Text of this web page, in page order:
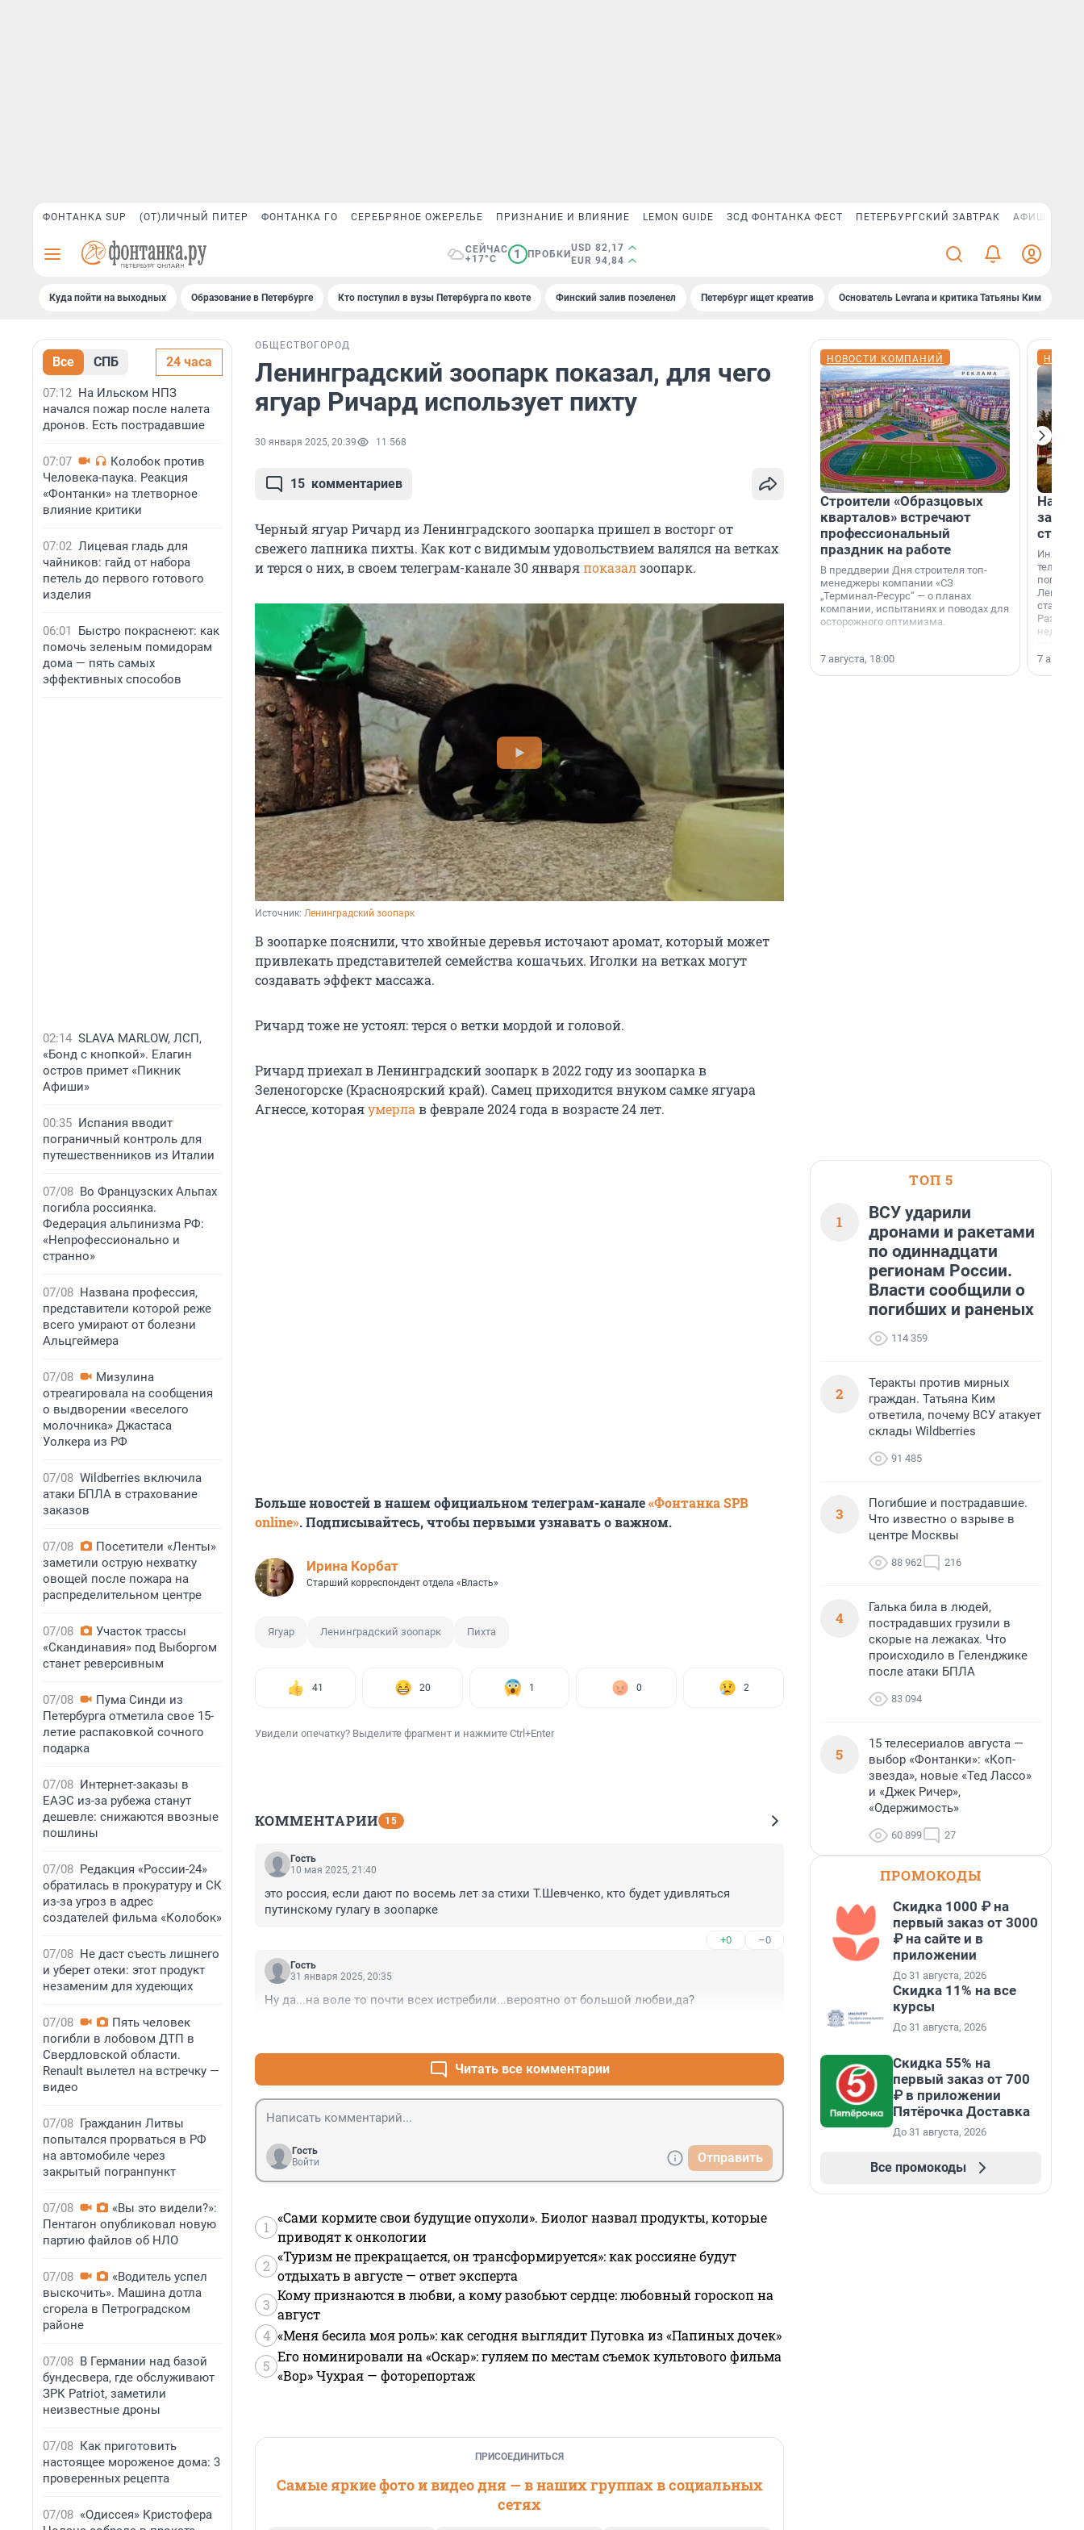
ФОНТАНКА SUP (ОТ)ЛИЧНЫЙ ПИТЕР ФОНТАНКА ГО СЕРЕБРЯНОЕ ОЖЕРЕЛЬЕ ПРИЗНАНИЕ И ВЛИЯНИЕ LEMON GUIDE ЗСД ФОНТАНКА ФЕСТ ПЕТЕРБУРГСКИЙ ЗАВТРАК АФИША PLUS
СЕЙЧАС
+17°C
1 ПРОБКИ
USD 82,17
EUR 94,84
Куда пойти на выходных Образование в Петербурге Кто поступил в вузы Петербурга по квоте Финский залив позеленел Петербург ищет креатив Основатель Levrana и критика Татьяны Ким
Все СПБ 24 часа
07:12 На Ильском НПЗ
начался пожар после налета
дронов. Есть пострадавшие
07:07
Колобок против
Человека-паука. Реакция
«Фонтанки» на тлетворное
влияние критики
07:02 Лицевая гладь для
чайников: гайд от набора
петель до первого готового
изделия
06:01
Быстро покраснеют: как
помочь зеленым помидорам
дома — пять самых
эффективных способов
02:14 SLAVA MARLOW, ЛСП,
«Бонд с кнопкой». Елагин
остров примет «Пикник
Афиши»
00:35 Испания вводит
пограничный контроль для
путешественников из Италии
07/08 Во Французских Альпах
погибла россиянка.
Федерация альпинизма РФ:
«Непрофессионально и
странно»
07/08 Названа профессия,
представители которой реже
всего умирают от болезни
Альцгеймера
07/08
Мизулина
отреагировала на сообщения
о выдворении «веселого
молочника» Джастаса
Уолкера из РФ
07/08 Wildberries включила
атаки БПЛА в страхование
заказов
07/08
Посетители «Ленты»
заметили острую нехватку
овощей после пожара на
распределительном центре
07/08
Участок трассы
«Скандинавия» под Выборгом
станет реверсивным
07/08
Пума Синди из
Петербурга отметила свое 15-
летие распаковкой сочного
подарка
07/08 Интернет-заказы в
ЕАЭС из-за рубежа станут
дешевле: снижаются ввозные
пошлины
07/08 Редакция «России-24»
обратилась в прокуратуру и СК
из-за угроз в адрес
создателей фильма «Колобок»
07/08 Не даст съесть лишнего
и уберет отеки: этот продукт
незаменим для худеющих
07/08
Пять человек
погибли в лобовом ДТП в
Свердловской области.
Renault вылетел на встречку —
видео
07/08 Гражданин Литвы
попытался прорваться в РФ
на автомобиле через
закрытый погранпункт
07/08
«Вы это видели?»:
Пентагон опубликовал новую
партию файлов об НЛО
07/08
«Водитель успел
выскочить». Машина дотла
сгорела в Петроградском
районе
07/08 В Германии над базой
бундесвера, где обслуживают
ЗРК Patriot, заметили
неизвестные дроны
07/08 Как приготовить
настоящее мороженое дома: 3
проверенных рецепта
07/08 «Одиссея» Кристофера
ОБЩЕСТВО ГОРОД
Ленинградский зоопарк показал, для чего
ягуар Ричард использует пихту
30 января 2025, 20:39 11 568
15 комментариев
Черный ягуар Ричард из Ленинградского зоопарка пришел в восторг от
свежего лапника пихты. Как кот с видимым удовольствием валялся на ветках
и терся о них, в своем телеграм-канале 30 январяпоказалзоопарк.
Источник: Ленинградский зоопарк
В зоопарке пояснили, что хвойные деревья источают аромат, который может
привлекать представителей семейства кошачьих. Иголки на ветках могут
создавать эффект массажа.
Ричард тоже не устоял: терся о ветки мордой и головой.
Ричард приехал в Ленинградский зоопарк в 2022 году из зоопарка в
Зеленогорске (Красноярский край). Самец приходится внуком самке ягуара
Агнессе, котораяумерла в феврале 2024 года в возрасте 24 лет.
Больше новостей в нашем официальном телеграм-канале«Фонтанка SPB
online». Подписывайтесь, чтобы первыми узнавать о важном.
Иpина Корбат
Старший корреспондент отдела «Власть»
Ягуар Ленинградский зоопарк Пихта
41 20 1 0 2
Увидели опечатку? Выделите фрагмент и нажмите Ctrl+Enter
КОММЕНТАРИИ 15
Гость
10 мая 2025, 21:40
это россия, если дают по восемь лет за стихи Т.Шевченко, кто будет удивляться
путинскому гулагу в зоопарке
+0 –0
Гость
31 января 2025, 20:35
Ну да...на воле то почти всех истребили...вероятно от большой любви,да?
Читать все комментарии
Гость
Войти
Отправить
1
«Сами кормите свои будущие опухоли». Биолог назвал продукты, которые
приводят к онкологии
2
«Туризм не прекращается, он трансформируется»: как россияне будут
отдыхать в августе — ответ эксперта
3
Кому признаются в любви, а кому разобьют сердце: любовный гороскоп на
август
4 «Меня бесила моя роль»: как сегодня выглядит Пуговка из «Папиных дочек»
5
Его номинировали на «Оскар»: гуляем по местам съемок культового фильма
«Вор» Чухрая — фоторепортаж
ПРИСОЕДИНИТЬСЯ
Самые яркие фото и видео дня — в наших группах в социальных
сетях
НОВОСТИ КОМПАНИЙ
Строители «Образцовых
кварталов» встречают
профессиональный
праздник на работе
В преддверии Дня строителя топ-
менеджеры компании «СЗ
„Терминал-Ресурс“ — о планах
компании, испытаниях и поводах для
осторожного оптимизма.
7 августа, 18:00
На
станции
7
ТОП 5
1
ВСУ ударили
дронами и ракетами
по одиннадцати
регионам России.
Власти сообщили о
погибших и раненых
114 359
2
Теракты против мирных
граждан. Татьяна Ким
ответила, почему ВСУ атакует
склады Wildberries
91 485
3
Погибшие и пострадавшие.
Что известно о взрыве в
центре Москвы
88 962 216
4
Галька била в людей,
пострадавших грузили в
скорые на лежаках. Что
происходило в Геленджике
после атаки БПЛА
83 094
5
15 телесериалов августа —
выбор «Фонтанки»: «Коп-
звезда», новые «Тед Лассо»
и «Джек Ричер»,
«Одержимость»
60 899 27
ПРОМОКОДЫ
Скидка 1000 ₽ на
первый заказ от 3000
₽ на сайте и в
приложении
До 31 августа, 2026
Скидка 11% на все
курсы
До 31 августа, 2026
Скидка 55% на
первый заказ от 700
₽ в приложении
Пятёрочка Доставка
До 31 августа, 2026
Все промокоды